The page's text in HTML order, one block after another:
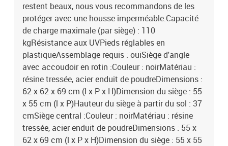
restent beaux, nous vous recommandons de les
protéger avec une housse imperméable.Capacité
de charge maximale (par siège) : 110
kgRésistance aux UVPieds réglables en
plastiqueAssemblage requis : ouiSiège d'angle
avec accoudoir en rotin :Couleur : noirMatériau :
résine tressée, acier enduit de poudreDimensions :
62 x 62 x 69 cm (l x P x H)Dimension du siège : 55
x 55 cm (l x P)Hauteur du siège à partir du sol : 37
cmSiège central :Couleur : noirMatériau : résine
tressée, acier enduit de poudreDimensions : 55 x
62 x 69 cm (l x P x H)Dimension du siège : 55 x 55